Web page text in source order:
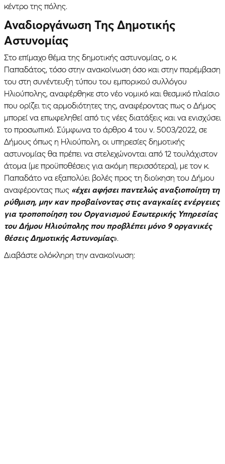
κέντρο της πόλης.
Αναδιοργάνωση Της Δημοτικής
Αστυνομίας
Στο επίμαχο θέμα της δημοτικής αστυνομίας, ο κ.
Παπαδάτος, τόσο στην ανακοίνωση όσο και στην παρέμβαση
του στη συνέντευξη τύπου του εμπορικού συλλόγου
Ηλιούπολης, αναφέρθηκε στο νέο νομικό και θεσμικό πλαίσιο
που ορίζει τις αρμοδιότητες της, αναφέροντας πως ο Δήμος
μπορεί να επωφεληθεί από τις νέες διατάξεις και να ενισχύσει
το προσωπικό. Σύμφωνα το άρθρο 4 του ν. 5003/2022, σε
Δήμους όπως η Ηλιούπολη, οι υπηρεσίες δημοτικής
αστυνομίας θα πρέπει να στελεχώνονται από 12 τουλάχιστον
άτομα (με προϋποθέσεις για ακόμη περισσότερα), με τον κ.
Παπαδάτο να εξαπολύει βολές προς τη διοίκηση του Δήμου
αναφέροντας πως «έχει αφήσει παντελώς αναξιοποίητη τη
ρύθμιση, μην καν προβαίνοντας στις αναγκαίες ενέργειες
για τροποποίηση του Οργανισμού Εσωτερικής Υπηρεσίας
του Δήμου Ηλιούπολης που προβλέπει μόνο 9 οργανικές
θέσεις Δημοτικής Αστυνομίας».
Διαβάστε ολόκληρη την ανακοίνωση: